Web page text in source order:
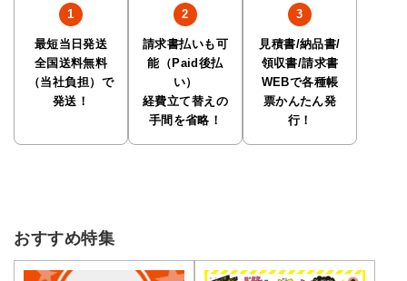
最短当日発送
全国送料無料
（当社負担）で
発送！
請求書払いも可
能（Paid後払
い）
経費立て替えの
手間を省略！
見積書/納品書/
領収書/請求書
WEBで各種帳
票かんたん発
行！
おすすめ特集